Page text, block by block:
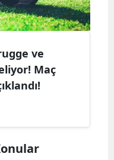
ve
Maç